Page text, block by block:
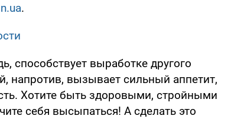
.
способствует выработке другого
напротив, вызывает сильный аппетит,
Хотите быть здоровыми, стройными
себя высыпаться! А сделать это